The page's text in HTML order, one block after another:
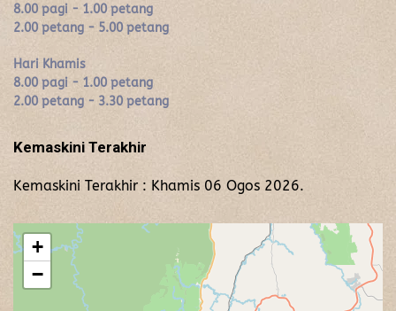
8.00 pagi - 1.00 petang
2.00 petang - 5.00 petang
Hari Khamis
8.00 pagi - 1.00 petang
2.00 petang - 3.30 petang
Kemaskini Terakhir
Kemaskini Terakhir : Khamis 06 Ogos 2026.
+
−